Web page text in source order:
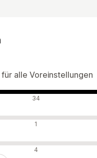
alle Voreinstellungen
34
1
4